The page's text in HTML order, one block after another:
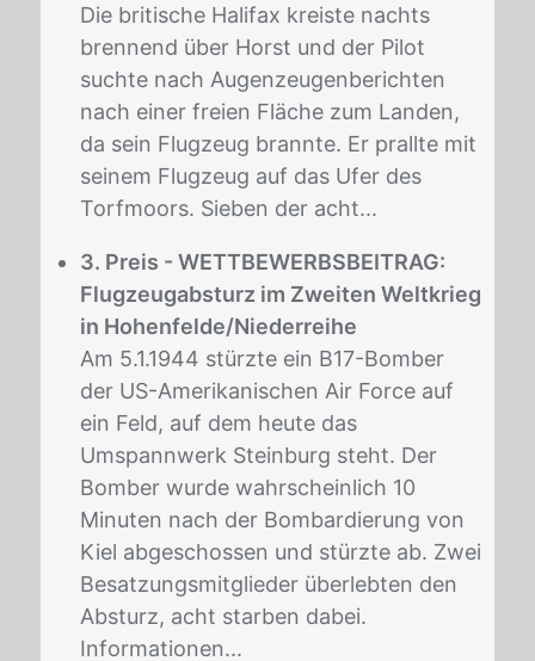
Die britische Halifax kreiste nachts
brennend über Horst und der Pilot
suchte nach Augenzeugenberichten
nach einer freien Fläche zum Landen,
da sein Flugzeug brannte. Er prallte mit
seinem Flugzeug auf das Ufer des
Torfmoors. Sieben der acht...
3. Preis - WETTBEWERBSBEITRAG:
Flugzeugabsturz im Zweiten Weltkrieg
in Hohenfelde/Niederreihe
Am 5.1.1944 stürzte ein B17-Bomber
der US-Amerikanischen Air Force auf
ein Feld, auf dem heute das
Umspannwerk Steinburg steht. Der
Bomber wurde wahrscheinlich 10
Minuten nach der Bombardierung von
Kiel abgeschossen und stürzte ab. Zwei
Besatzungsmitglieder überlebten den
Absturz, acht starben dabei.
Informationen...